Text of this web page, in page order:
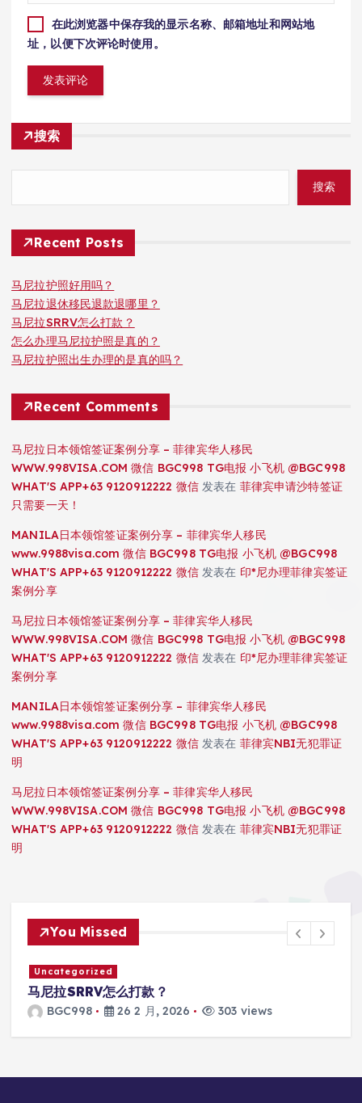
在此浏览器中保存我的显示名称、邮箱地址和网站地
址，以便下次评论时使用。
搜索
搜索
Recent Posts
马尼拉护照好用吗？
马尼拉退休移民退款退哪里？
马尼拉SRRV怎么打款？
怎么办理马尼拉护照是真的？
马尼拉护照出生办理的是真的吗？
Recent Comments
马尼拉日本领馆签证案例分享 – 菲律宾华人移民
WWW.998VISA.COM 微信 BGC998 TG电报 小飞机 @BGC998
WHAT'S APP+63 9120912222 微信发表在 菲律宾申请沙特签证
只需要一天！
MANILA日本领馆签证案例分享 – 菲律宾华人移民
www.9988visa.com 微信 BGC998 TG电报 小飞机 @BGC998
WHAT'S APP+63 9120912222 微信发表在 印*尼办理菲律宾签证
案例分享
马尼拉日本领馆签证案例分享 – 菲律宾华人移民
WWW.998VISA.COM 微信 BGC998 TG电报 小飞机 @BGC998
WHAT'S APP+63 9120912222 微信发表在 印*尼办理菲律宾签证
案例分享
MANILA日本领馆签证案例分享 – 菲律宾华人移民
www.9988visa.com 微信 BGC998 TG电报 小飞机 @BGC998
WHAT'S APP+63 9120912222 微信发表在 菲律宾NBI无犯罪证
明
马尼拉日本领馆签证案例分享 – 菲律宾华人移民
WWW.998VISA.COM 微信 BGC998 TG电报 小飞机 @BGC998
WHAT'S APP+63 9120912222 微信发表在 菲律宾NBI无犯罪证
明
You Missed
Uncategorized
马尼拉SRRV怎么打款？
BGC998 26 2 月, 2026 303 views